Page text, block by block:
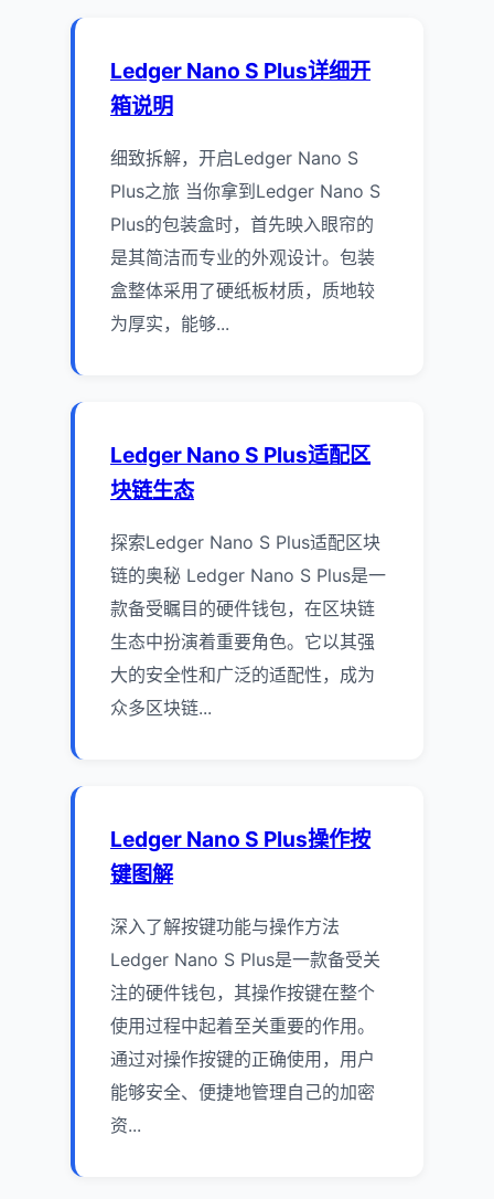
Ledger Nano S Plus详细开
箱说明
细致拆解，开启Ledger Nano S
Plus之旅 当你拿到Ledger Nano S
Plus的包装盒时，首先映入眼帘的
是其简洁而专业的外观设计。包装
盒整体采用了硬纸板材质，质地较
为厚实，能够...
Ledger Nano S Plus适配区
块链生态
探索Ledger Nano S Plus适配区块
链的奥秘 Ledger Nano S Plus是一
款备受瞩目的硬件钱包，在区块链
生态中扮演着重要角色。它以其强
大的安全性和广泛的适配性，成为
众多区块链...
Ledger Nano S Plus操作按
键图解
深入了解按键功能与操作方法
Ledger Nano S Plus是一款备受关
注的硬件钱包，其操作按键在整个
使用过程中起着至关重要的作用。
通过对操作按键的正确使用，用户
能够安全、便捷地管理自己的加密
资...